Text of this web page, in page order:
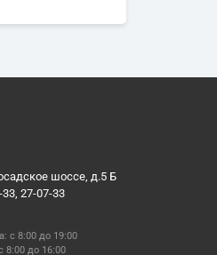
шоссе, д.5 Б
27-07-33
с 8:00 до 19:00
8:00 до 16:00